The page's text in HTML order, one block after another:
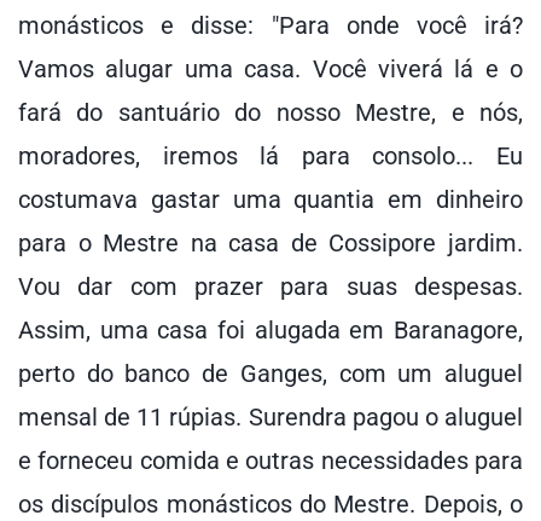
monásticos e disse: "Para onde você irá?
Vamos alugar uma casa. Você viverá lá e o
fará do santuário do nosso Mestre, e nós,
moradores, iremos lá para consolo... Eu
costumava gastar uma quantia em dinheiro
para o Mestre na casa de Cossipore jardim.
Vou dar com prazer para suas despesas.
Assim, uma casa foi alugada em Baranagore,
perto do banco de Ganges, com um aluguel
mensal de 11 rúpias. Surendra pagou o aluguel
e forneceu comida e outras necessidades para
os discípulos monásticos do Mestre. Depois, o